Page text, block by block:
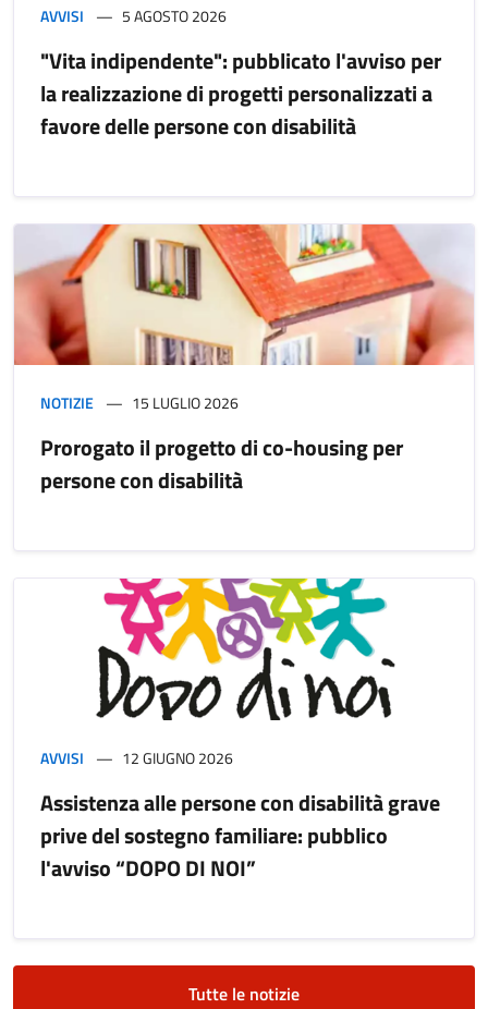
AVVISI 5 AGOSTO 2026
"Vita indipendente": pubblicato l'avviso per
la realizzazione di progetti personalizzati a
favore delle persone con disabilità
NOTIZIE 15 LUGLIO 2026
Prorogato il progetto di co-housing per
persone con disabilità
AVVISI 12 GIUGNO 2026
Assistenza alle persone con disabilità grave
prive del sostegno familiare: pubblico
l'avviso “DOPO DI NOI”
Tutte le notizie